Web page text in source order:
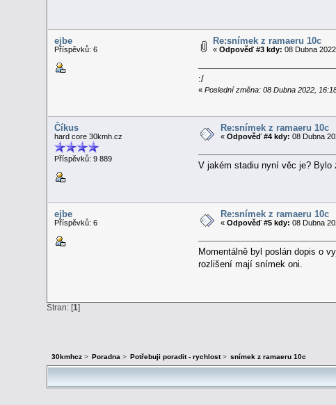
ejbe
Příspěvků: 6
Re:snímek z ramaeru 10c
«Odpověď #3 kdy: 08 Dubna
:/
« Poslední změna: 08 Dubna 2022,
Číkus
hard core 30kmh.cz
Příspěvků: 9 889
Re:snímek z ramaeru 10c
«Odpověď #4 kdy: 08 Dubna
V jakém stadiu nyní věc je? Bylo
ejbe
Příspěvků: 6
Re:snímek z ramaeru 10c
«Odpověď #5 kdy: 08 Dubna
Momentálně byl poslán dopis o
rozlišení mají snímek oni.
Stran: [1]
30kmhcz> Poradna > Potřebuji poradit - rychlost> snímek z ramaeru 10c